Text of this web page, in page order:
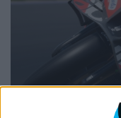
EXAME INFORMÁTICA